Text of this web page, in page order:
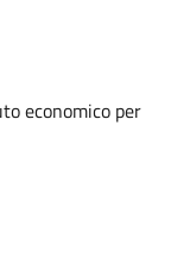
economico per